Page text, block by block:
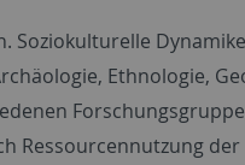
Soziokulturelle
Ethnologie,
Ressourcennutzung